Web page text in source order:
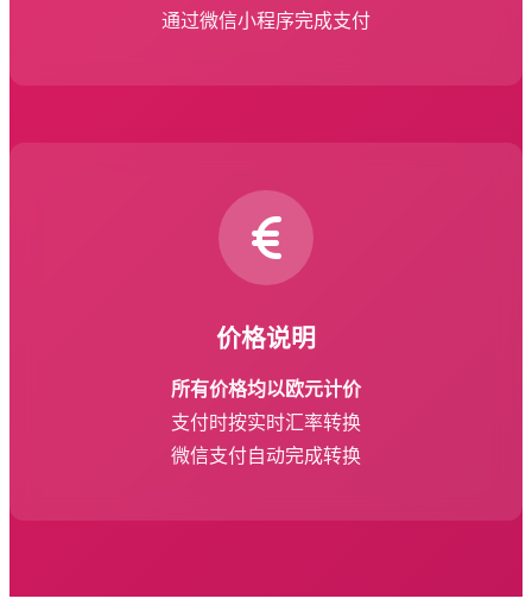
通过微信小程序完成支付
价格说明
所有价格均以欧元计价
支付时按实时汇率转换
微信支付自动完成转换